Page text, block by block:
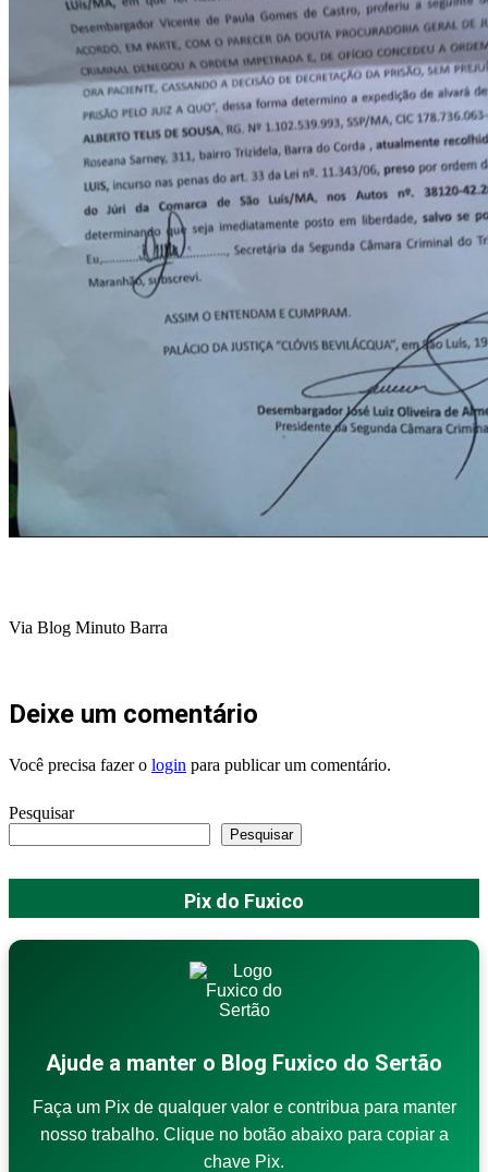
Via Blog Minuto Barra
Deixe um comentário
Você precisa fazer o login para publicar um comentário.
Pesquisar
Pesquisar
Pix do Fuxico
Ajude a manter o Blog Fuxico do Sertão
Faça um Pix de qualquer valor e contribua para manter
nosso trabalho. Clique no botão abaixo para copiar a
chave Pix.